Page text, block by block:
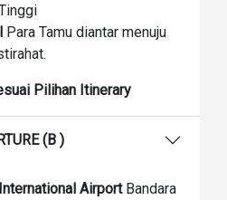
Para Tamu diantar menuju
Pilihan Itinerary
Day 7 : TAIPEI DEPARTURE (B )
Airport Bandara